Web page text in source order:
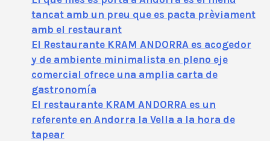
tancat amb un preu que es pacta prèviament
amb el restaurant
El Restaurante KRAM ANDORRA es acogedor
y de ambiente minimalista en pleno eje
comercial ofrece una amplia carta de
gastronomía
El restaurante KRAM ANDORRA es un
referente en Andorra la Vella a la hora de
tapear